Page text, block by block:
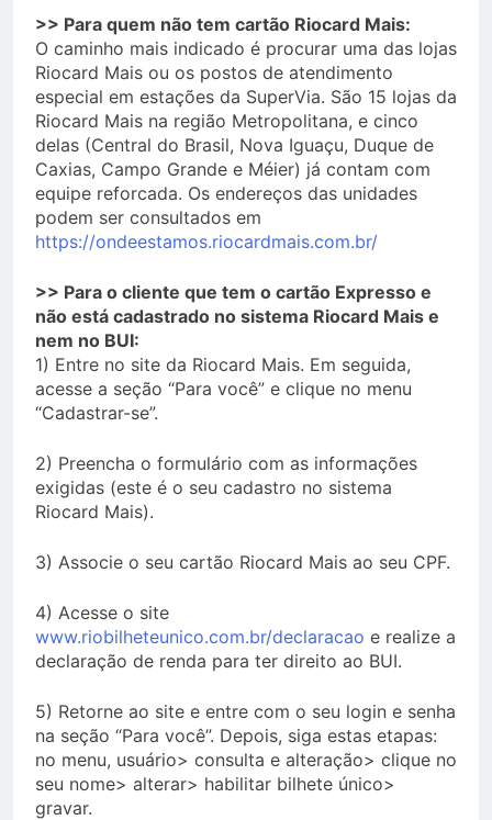
>> Para quem não tem cartão Riocard Mais:
O caminho mais indicado é procurar uma das lojas
Riocard Mais ou os postos de atendimento
especial em estações da SuperVia. São 15 lojas da
Riocard Mais na região Metropolitana, e cinco
delas (Central do Brasil, Nova Iguaçu, Duque de
Caxias, Campo Grande e Méier) já contam com
equipe reforcada. Os endereços das unidades
podem ser consultados em
https://ondeestamos.riocardmais.com.br/
>> Para o cliente que tem o cartão Expresso e
não está cadastrado no sistema Riocard Mais e
nem no BUI:
1) Entre no site da Riocard Mais. Em seguida,
acesse a seção “Para você” e clique no menu
“Cadastrar-se”.
2) Preencha o formulário com as informações
exigidas (este é o seu cadastro no sistema
Riocard Mais).
3) Associe o seu cartão Riocard Mais ao seu CPF.
4) Acesse o site
www.riobilheteunico.com.br/declaracao e realize a
declaração de renda para ter direito ao BUI.
5) Retorne ao site e entre com o seu login e senha
na seção “Para você”. Depois, siga estas etapas:
no menu, usuário> consulta e alteração> clique no
seu nome> alterar> habilitar bilhete único>
gravar.